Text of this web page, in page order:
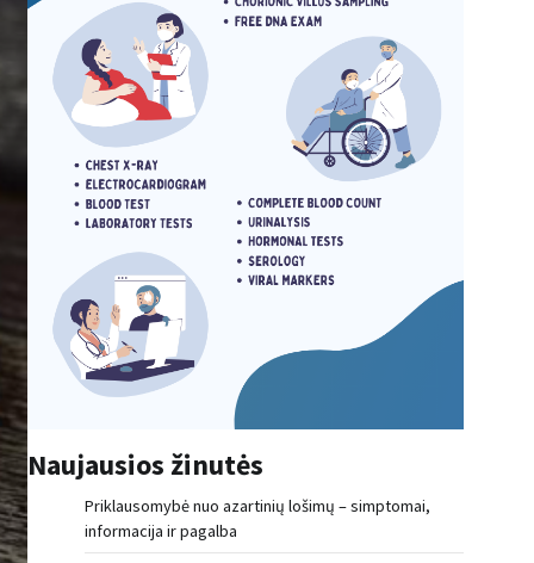
Naujausios žinutės
Priklausomybė nuo azartinių lošimų – simptomai,
informacija ir pagalba